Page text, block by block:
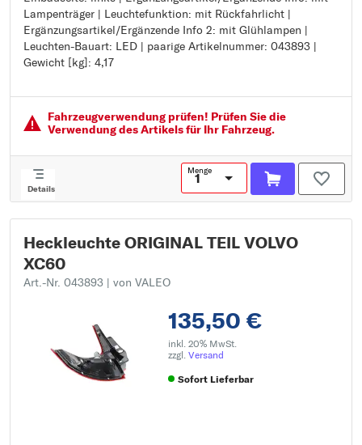
Lampenträger | Leuchtefunktion: mit Rückfahrlicht |
Ergänzungsartikel/Ergänzende Info 2: mit Glühlampen |
Leuchten-Bauart: LED | paarige Artikelnummer: 043893 |
Gewicht [kg]: 4,17
Ergänzungsartikel/Ergänzende Info: mit Lampenträger
Leuchtefunktion: mit Rückfahrlicht
Ergänzungsartikel/Ergänzende Info 2: mit Glühlampen
Leuchten-Bauart: LED
Gewicht [kg]: 4,17
Fahrzeugver­wendung prüfen! Prüfen Sie die
Verwendung des Artikels für Ihr Fahrzeug.
Details
Menge
Heckleuchte ORIGINAL TEIL VOLVO
XC60
Art.-Nr. 043893 | von VALEO
135,50 €
inkl. 20% MwSt.
zzgl. Versand
Sofort Lieferbar